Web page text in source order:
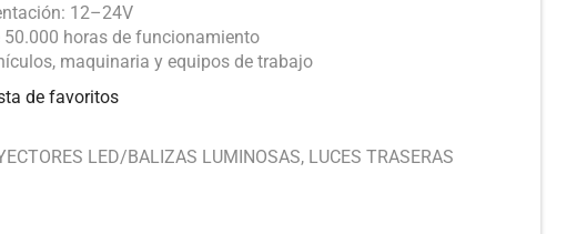
12–24V
horas de funcionamiento
maquinaria y equipos de trabajo
de favoritos
LED/BALIZAS LUMINOSAS, LUCES TRASERAS